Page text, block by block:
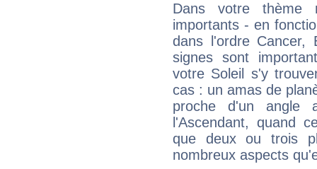
Dans votre thème
importants - en
dans l'ordre Cancer,
signes sont
votre Soleil s'y
cas : un amas de
proche d'un
l'Ascendant, quand
que deux ou trois
nombreux aspects